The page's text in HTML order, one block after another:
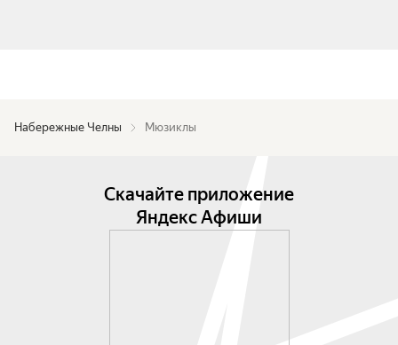
Набережные Челны Мюзиклы
Скачайте приложение
Яндекс Афиши